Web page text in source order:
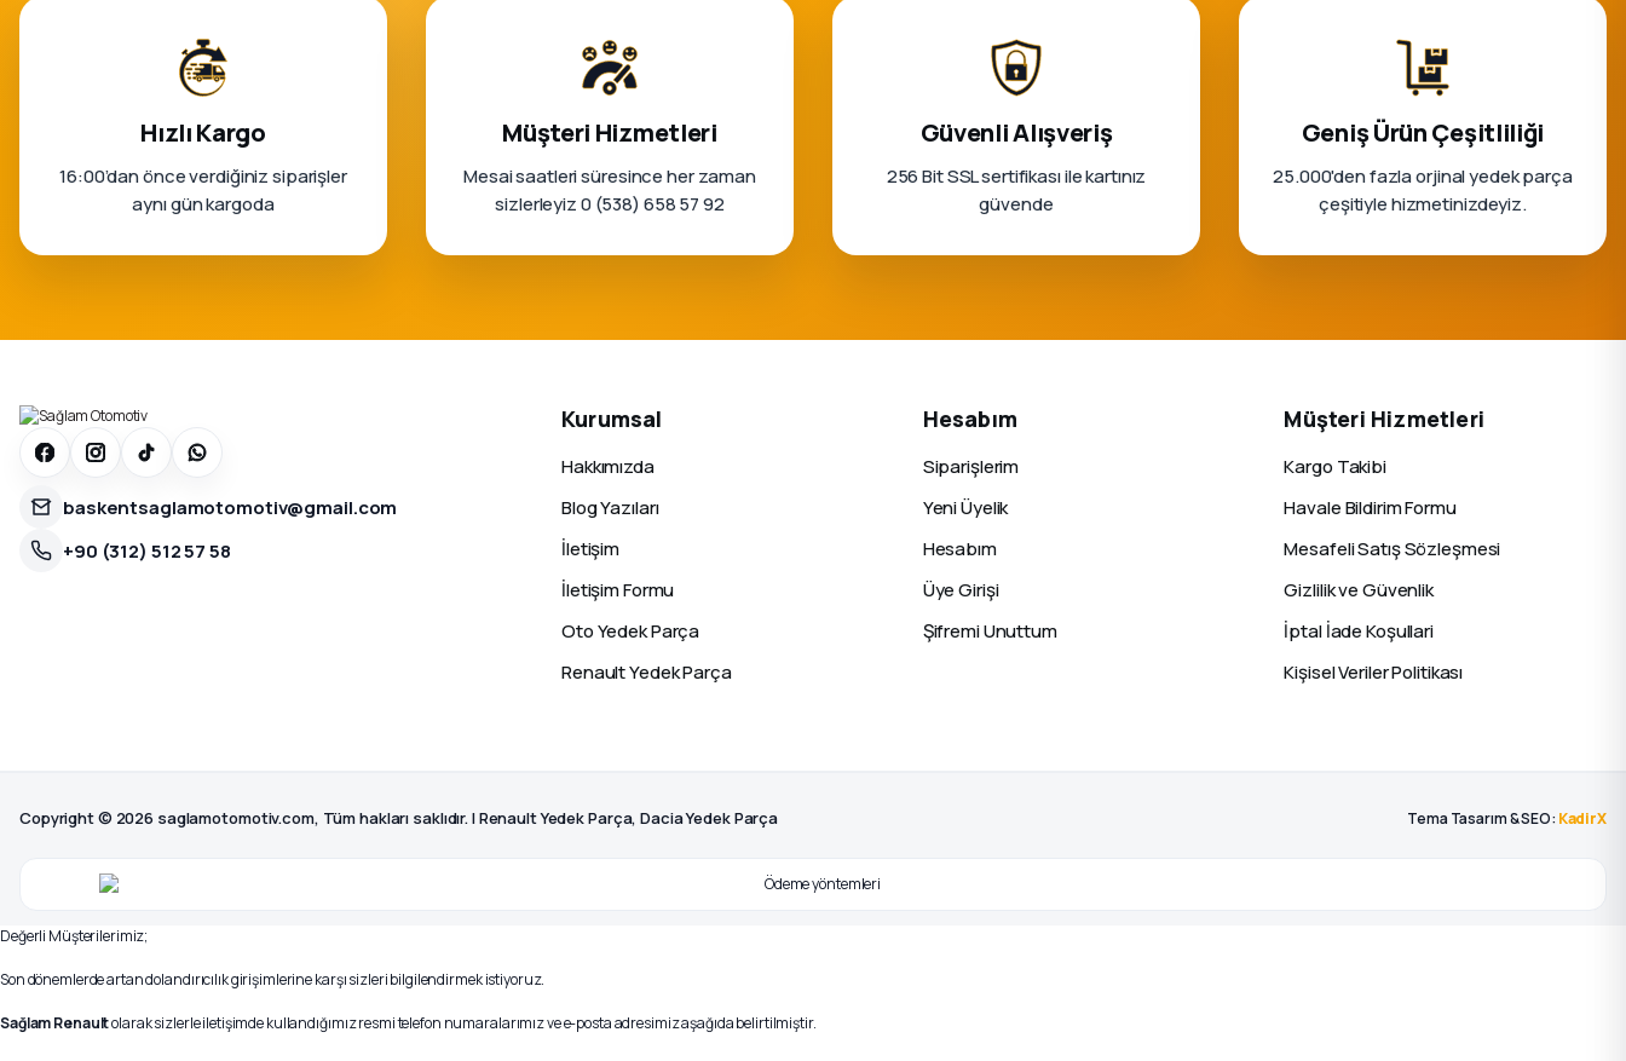
Hızlı Kargo
16:00’dan önce verdiğiniz siparişler
aynı gün kargoda
Müşteri Hizmetleri
Mesai saatleri süresince her zaman
sizlerleyiz 0 (538) 658 57 92
Güvenli Alışveriş
256 Bit SSL sertifikası ile kartınız
güvende
Geniş Ürün Çeşitliliği
25.000'den fazla orjinal yedek parça
çeşitiyle hizmetinizdeyiz.
baskentsaglamotomotiv@gmail.com
+90 (312) 512 57 58
Kurumsal
Hakkımızda
Blog Yazıları
İletişim
İletişim Formu
Oto Yedek Parça
Renault Yedek Parça
Hesabım
Siparişlerim
Yeni Üyelik
Hesabım
Üye Girişi
Şifremi Unuttum
Müşteri Hizmetleri
Kargo Takibi
Havale Bildirim Formu
Mesafeli Satış Sözleşmesi
Gizlilik ve Güvenlik
İptal İade Koşullari
Kişisel Veriler Politikası
Copyright © 2026 saglamotomotiv.com, Tüm hakları saklıdır. | Renault Yedek Parça, Dacia Yedek Parça Tema Tasarım & SEO: KadirX
Değerli Müşterilerimiz;
Son dönemlerde artan dolandırıcılık girişimlerine karşı sizleri bilgilendirmek istiyoruz.
Sağlam Renaultolarak sizlerle iletişimde kullandığımız resmi telefon numaralarımız ve e-posta adresimiz aşağıda belirtilmiştir.